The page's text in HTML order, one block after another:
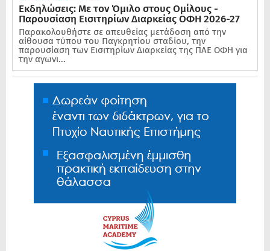
Εκδηλώσεις: Με τον Όμιλο στους Ομίλους -
Παρουσίαση Εισιτηρίων Διαρκείας ΟΦΗ 2026-27
Παρακολουθήστε σε απευθείας μετάδοση από την
αίθουσα τύπου του Παγκρητίου σταδίου, την
παρουσίαση των Εισιτηρίων Διαρκείας της ΠΑΕ ΟΦΗ για
την αγωνι...